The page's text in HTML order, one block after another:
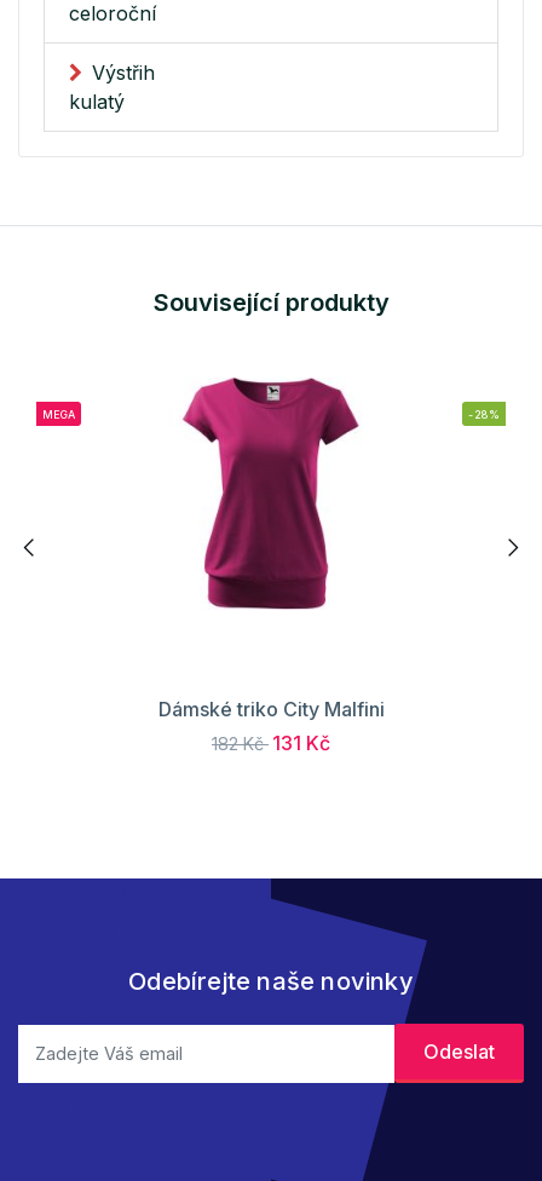
celoroční
Výstřih
kulatý
Související produkty
MEGA -28%
Dámské triko City Malfini
182 Kč 131 Kč
Odebírejte naše novinky